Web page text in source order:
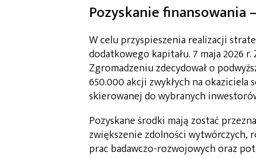
Pozyskanie finansowania
W celu przyspieszenia realizacji
dodatkowego kapitału. 7 maja 2026
Zgromadzeniu zdecydował o
650.000 akcji zwykłych na
skierowanej do wybranych
Pozyskane środki mają zostać
zwiększenie zdolności
prac badawczo-rozwojowych oraz